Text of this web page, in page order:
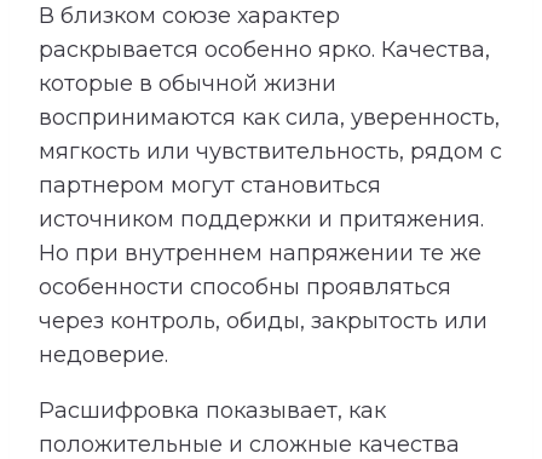
В близком союзе характер
раскрывается особенно ярко. Качества,
которые в обычной жизни
воспринимаются как сила, уверенность,
мягкость или чувствительность, рядом с
партнером могут становиться
источником поддержки и притяжения.
Но при внутреннем напряжении те же
особенности способны проявляться
через контроль, обиды, закрытость или
недоверие.
Расшифровка показывает, как
положительные и сложные качества